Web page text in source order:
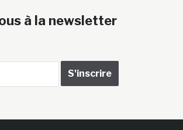
à la newsletter